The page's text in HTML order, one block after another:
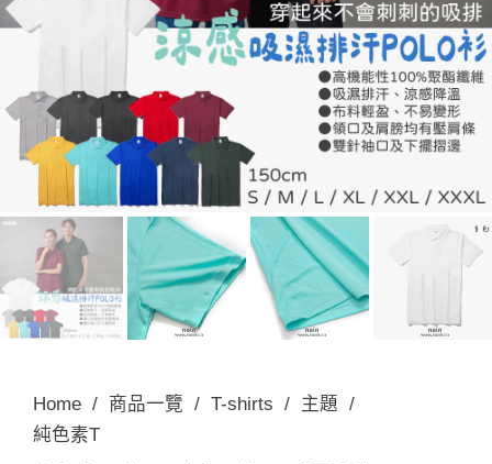
Home / 商品一覽 / T-shirts / 主題 /
純色素T